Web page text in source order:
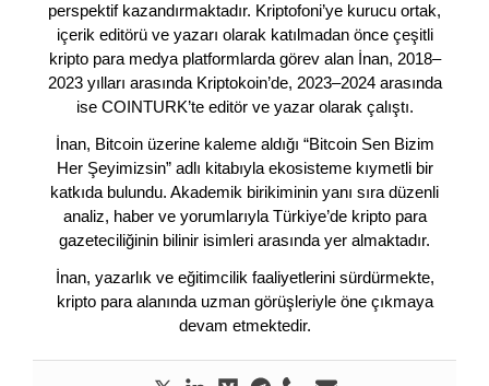
perspektif kazandırmaktadır. Kriptofoni’ye kurucu ortak,
içerik editörü ve yazarı olarak katılmadan önce çeşitli
kripto para medya platformlarda görev alan İnan, 2018–
2023 yılları arasında Kriptokoin’de, 2023–2024 arasında
ise COINTURK’te editör ve yazar olarak çalıştı.
İnan, Bitcoin üzerine kaleme aldığı “Bitcoin Sen Bizim
Her Şeyimizsin” adlı kitabıyla ekosisteme kıymetli bir
katkıda bulundu. Akademik birikiminin yanı sıra düzenli
analiz, haber ve yorumlarıyla Türkiye’de kripto para
gazeteciliğinin bilinir isimleri arasında yer almaktadır.
İnan, yazarlık ve eğitimcilik faaliyetlerini sürdürmekte,
kripto para alanında uzman görüşleriyle öne çıkmaya
devam etmektedir.